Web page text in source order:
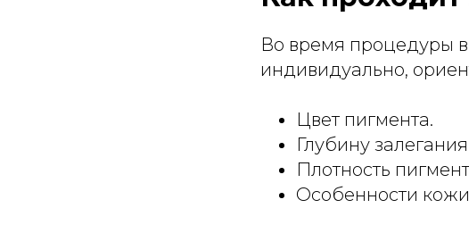
Во время процедуры
индивидуально,
Цвет пигмента.
Глубину
Плотность
Особенности кожи